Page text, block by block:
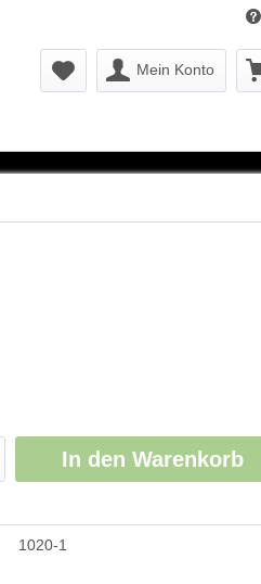
Mein Konto
In den Warenkorb
1020-1